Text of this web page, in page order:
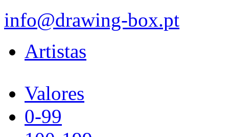
info@drawing-box.pt
Artistas
Valores
0-99